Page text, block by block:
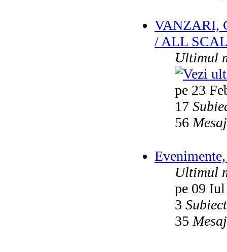
VANZARI,
/ ALL
Ultimul
pe 23
17
56
Ultimul
pe 09
3
35